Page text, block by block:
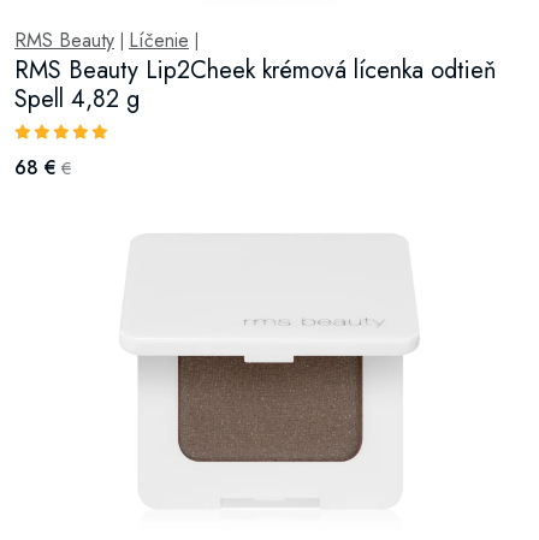
RMS Beauty Líčenie
RMS Beauty Lip2Cheek krémová lícenka odtieň
Spell 4,82 g
68 € €